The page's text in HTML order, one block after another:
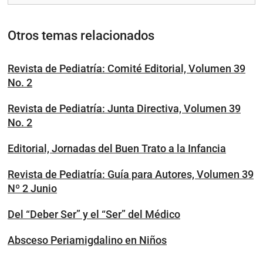
Otros temas relacionados
Revista de Pediatría: Comité Editorial, Volumen 39
No. 2
Revista de Pediatría: Junta Directiva, Volumen 39
No. 2
Editorial, Jornadas del Buen Trato a la Infancia
Revista de Pediatría: Guía para Autores, Volumen 39
Nº 2 Junio
Del “Deber Ser” y el “Ser” del Médico
Absceso Periamigdalino en Niños